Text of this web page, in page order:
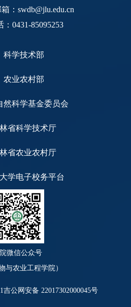
：swdb@jlu.edu.cn
：0431-85095253
科学技术部
农业农村部
然科学基金委员会
省科学技术厅
省农业农村厅
学电子校务平台
微信公众号
与农业工程学院）
吉公网安备 22017302000045号